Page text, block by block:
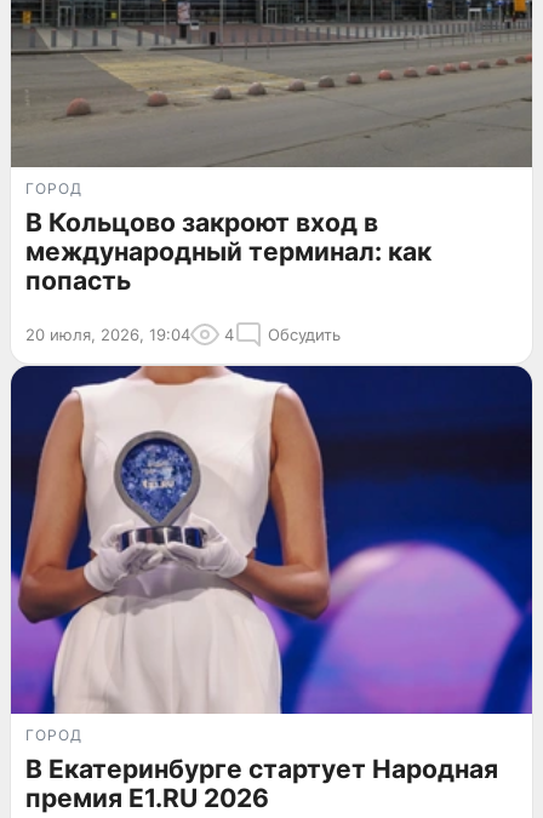
ГОРОД
В Кольцово закроют вход в
международный терминал: как
попасть
20 июля, 2026, 19:04 4 Обсудить
ГОРОД
В Екатеринбурге стартует Народная
премия E1.RU 2026